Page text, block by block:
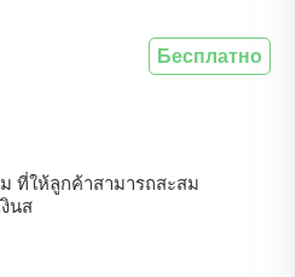
ที่ให้ลูกค้าสามารถสะสม
นส
Бесплатно